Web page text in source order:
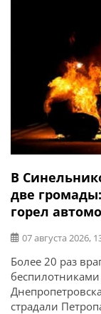
В
две
горел
07 августа 2026,
Более 20 раз
страдали